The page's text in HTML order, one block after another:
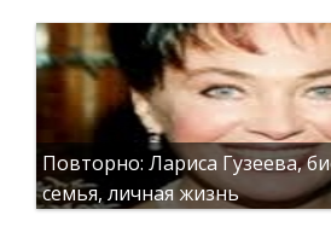
Повторно: Лариса Гузеева,
семья, личная жизнь